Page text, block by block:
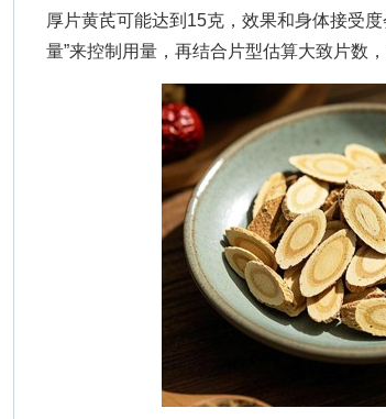
厚片黄芪可能达到15克，效果和身体接受
量”来控制用量，再结合片型估算大致片数